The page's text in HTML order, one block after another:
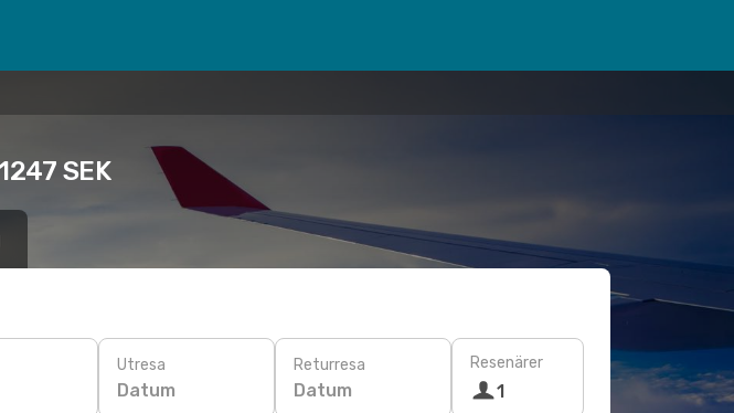
SEK
Utresa
Datum
Returresa
Datum
Resenärer
1